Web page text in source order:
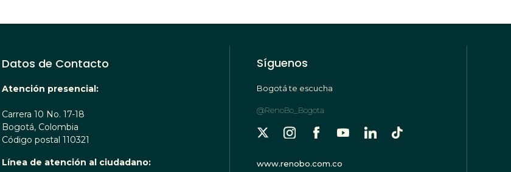
Datos de Contacto
Atención presencial:
Carrera 10 No. 17-18
Bogotá, Colombia
Código postal 110321
Línea de atención al ciudadano:
Síguenos
Bogotá te escucha
@RenoBo_Bogota
www.renobo.com.co